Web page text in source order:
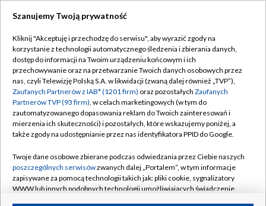
TVP
Abonament TVP
Emisja w TVP
Centrum informacji TVP
Naziemna Telewizja Cyfrowa
Rada Programowa
System NOS
Informacje o nadawcy
Regulamin TVP
Polityka prywatności
Moje zgody
Pomoc
Kontakt
Szanujemy Twoją prywatność
Kliknij "Akceptuję i przechodzę do serwisu", aby wyrazić zgody na
korzystanie z technologii automatycznego śledzenia i zbierania danych,
dostęp do informacji na Twoim urządzeniu końcowym i ich
przechowywanie oraz na przetwarzanie Twoich danych osobowych przez
nas, czyli Telewizję Polską S.A. w likwidacji (zwaną dalej również „TVP”),
Zaufanych Partnerów z IAB* (1201 firm) oraz pozostałych Zaufanych
Partnerów TVP (93 firm), w celach marketingowych (w tym do
zautomatyzowanego dopasowania reklam do Twoich zainteresowań i
mierzenia ich skuteczności) i pozostałych, które wskazujemy poniżej, a
także zgody na udostępnianie przez nas identyfikatora PPID do Google.
Twoje dane osobowe zbierane podczas odwiedzania przez Ciebie naszych
poszczególnych serwisówzwanych dalej „Portalem”, w tym informacje
zapisywane za pomocą technologii takich jak: pliki cookie, sygnalizatory
WWW lub innych podobnych technologii umożliwiających świadczenie